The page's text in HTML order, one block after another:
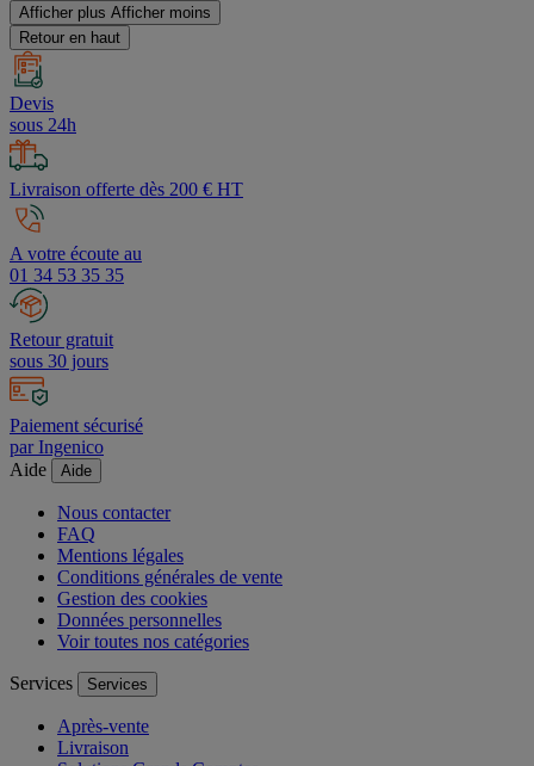
Afficher plus Afficher moins
Retour en haut
Devis
sous 24h
Livraison offerte dès 200 € HT
A votre écoute au
01 34 53 35 35
Retour gratuit
sous 30 jours
Paiement sécurisé
par Ingenico
Aide
Aide
Nous contacter
FAQ
Mentions légales
Conditions générales de vente
Gestion des cookies
Données personnelles
Voir toutes nos catégories
Services Services
Après-vente
Livraison